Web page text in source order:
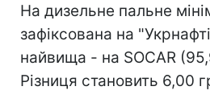
На дизельне пальне
зафіксована на
найвища - на SOCAR
Різниця становить 6,00